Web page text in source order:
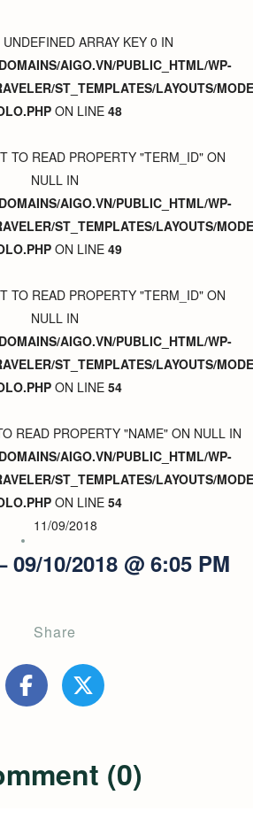
UNDEFINED ARRAY KEY 0 IN
AIGO.VN/PUBLIC_HTML/WP-
ST_TEMPLATES/LAYOUTS/
ON LINE 48
TO READ PROPERTY "TERM_ID" ON
NULL IN
AIGO.VN/PUBLIC_HTML/WP-
ST_TEMPLATES/LAYOUTS/
ON LINE 49
TO READ PROPERTY "TERM_ID" ON
NULL IN
AIGO.VN/PUBLIC_HTML/WP-
ST_TEMPLATES/LAYOUTS/
ON LINE 54
READ PROPERTY "NAME" ON NULL IN
AIGO.VN/PUBLIC_HTML/WP-
ST_TEMPLATES/LAYOUTS/
ON LINE 54
11/09/2018
09/10/2018 @ 6:05 PM
Share
(0)